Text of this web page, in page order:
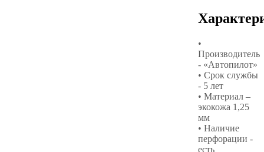
•
Производитель
- «Автопилот»
• Срок службы
- 5 лет
• Материал –
экокожа 1,25
мм
• Наличие
перфорации -
есть